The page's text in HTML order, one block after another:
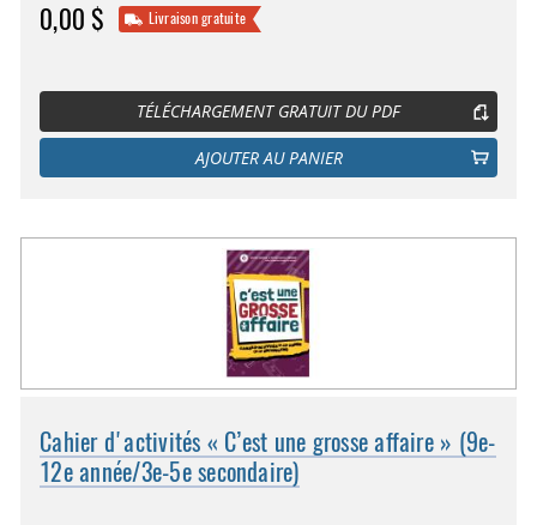
0,00 $ Livraison gratuite
TÉLÉCHARGEMENT GRATUIT DU PDF
AJOUTER AU PANIER
Cahier d'activités « C’est une grosse affaire » (9e-
12e année/3e-5e secondaire)